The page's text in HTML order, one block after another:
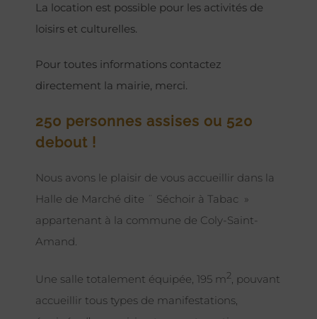
La location est possible pour les activités de
loisirs et culturelles.
Pour toutes informations contactez
directement la mairie, merci.
250 personnes assises ou 520
debout !
Nous avons le plaisir de vous accueillir dans la
Halle de Marché dite ¨ Séchoir à Tabac »
appartenant à la commune de Coly-Saint-
Amand.
Une salle totalement équipée, 195 m2, pouvant
accueillir tous types de manifestations,